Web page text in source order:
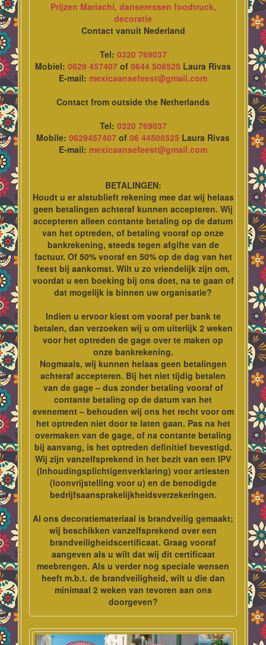
Prijzen Mariachi, danseressen foodtruck,
decoratie
Contact vanuit Nederland
Tel: 0320 769037
Mobiel: 0629 457407 of 0644 508525 Laura Rivas
E-mail: mexicaansefeest@gmail.com
Contact from outside the Netherlands
Tel: 0320 769037
Mobile: 0629457407 of 06 44508525 Laura Rivas
E-mail: mexicaansefeest@gmail.com
BETALINGEN:
Houdt u er alstublieft rekening mee dat wij helaas
geen betalingen achteraf kunnen accepteren. Wij
accepteren alleen contante betaling op de datum
van het optreden, of betaling vooraf op onze
bankrekening, steeds tegen afgifte van de
factuur. Of 50% vooraf en 50% op de dag van het
feest bij aankomst. Wilt u zo vriendelijk zijn om,
voordat u een boeking bij ons doet, na te gaan of
dat mogelijk is binnen uw organisatie?
Indien u ervoor kiest om vooraf per bank te
betalen, dan verzoeken wij u om uiterlijk 2 weken
voor het optreden de gage over te maken op
onze bankrekening.
Nogmaals, wij kunnen helaas geen betalingen
achteraf accepteren. Bij het niet tijdig betalen
van de gage – dus zonder betaling vooraf of
contante betaling op de datum van het
evenement – behouden wij ons het recht voor om
het optreden niet door te laten gaan. Pas na het
overmaken van de gage, of na contante betaling
bij aanvang, is het optreden definitief bevestigd.
Wij zijn vanzelfsprekend in het bezit van een IPV
(Inhoudingsplichtigenverklaring) voor artiesten
(loonvrijstelling voor u) en de benodigde
bedrijfsaansprakelijkheidsverzekeringen.
Al ons decoratiemateriaal is brandveilig gemaakt;
wij beschikken vanzelfsprekend over een
brandveiligheidscertificaat. Graag vooraf
aangeven als u wilt dat wij dit certificaat
meebrengen. Als u verder nog speciale wensen
heeft m.b.t. de brandveiligheid, wilt u die dan
minimaal 2 weken van tevoren aan ons
doorgeven?